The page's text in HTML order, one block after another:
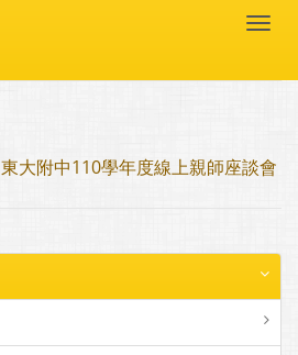
東大附中110學年度線上親師座談會